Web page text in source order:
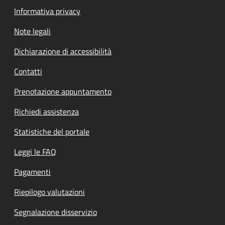
Informativa privacy
Note legali
Dichiarazione di accessibilità
Contatti
Prenotazione appuntamento
Richiedi assistenza
Statistiche del portale
Leggi le FAQ
Pagamenti
Riepilogo valutazioni
Segnalazione disservizio